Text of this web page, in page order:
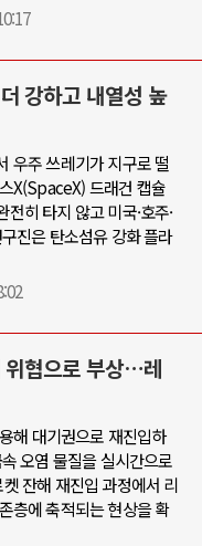
강하고 내열성 높
우주 쓰레기가 지구로 떨
X(SpaceX) 드래건 캡슐
히 타지 않고 미국·호주·
진은 탄소섬유 강화 플라
위협으로 부상…레
해 대기권으로 재진입하
오염 물질을 실시간으로
잔해 재진입 과정에서 리
층에 축적되는 현상을 확